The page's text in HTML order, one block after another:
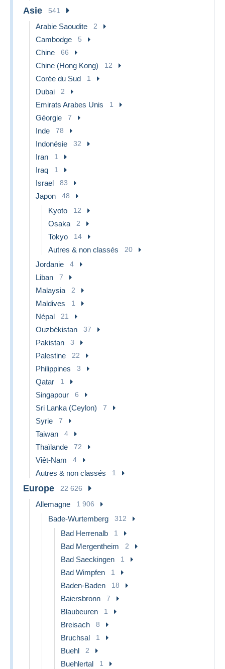
Asie 541
Arabie Saoudite 2
Cambodge 5
Chine 66
Chine (Hong Kong) 12
Corée du Sud 1
Dubai 2
Emirats Arabes Unis 1
Géorgie 7
Inde 78
Indonésie 32
Iran 1
Iraq 1
Israel 83
Japon 48
Kyoto 12
Osaka 2
Tokyo 14
Autres & non classés 20
Jordanie 4
Liban 7
Malaysia 2
Maldives 1
Népal 21
Ouzbékistan 37
Pakistan 3
Palestine 22
Philippines 3
Qatar 1
Singapour 6
Sri Lanka (Ceylon) 7
Syrie 7
Taiwan 4
Thaïlande 72
Viêt-Nam 4
Autres & non classés 1
Europe 22 626
Allemagne 1 906
Bade-Wurtemberg 312
Bad Herrenalb 1
Bad Mergentheim 2
Bad Saeckingen 1
Bad Wimpfen 1
Baden-Baden 18
Baiersbronn 7
Blaubeuren 1
Breisach 8
Bruchsal 1
Buehl 2
Buehlertal 1